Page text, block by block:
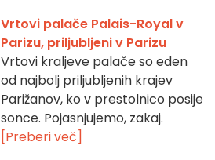
Vrtovi palače Palais-Royal v
Parizu, priljubljeni v Parizu
Vrtovi kraljeve palače so eden
od najbolj priljubljenih krajev
Parižanov, ko v prestolnico posije
sonce. Pojasnjujemo, zakaj.
[Preberi več]